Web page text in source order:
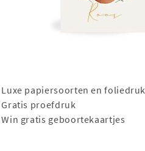
Luxe papiersoorten en foliedruk
Gratis proefdruk
Win gratis geboortekaartjes